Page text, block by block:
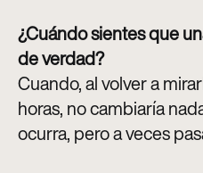
¿Cuándo sientes que
de verdad?
Cuando, al volver a
horas, no cambiaría
ocurra, pero a veces